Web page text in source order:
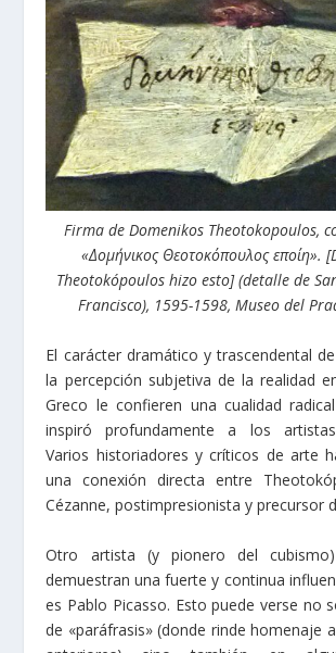
Firma de Domenikos Theotokopoulos,
«Δομήνικος Θεοτοκόπουλος εποίη».
Theotokópoulos hizo esto] (detalle de
Francisco), 1595-1598, Museo del
El carácter dramático y trascendental
la percepción subjetiva de la realidad
Greco le confieren una cualidad
inspiró profundamente a los
Varios historiadores y críticos de arte
una conexión directa entre
Cézanne, postimpresionista y precursor
Otro artista (y pionero del
demuestran una fuerte y continua
es Pablo Picasso. Esto puede verse no
de «paráfrasis» (donde rinde homenaje